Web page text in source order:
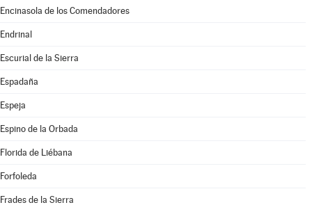
Encinasola de los Comendadores
Endrinal
Escurial de la Sierra
Espadaña
Espeja
Espino de la Orbada
Florida de Liébana
Forfoleda
Frades de la Sierra